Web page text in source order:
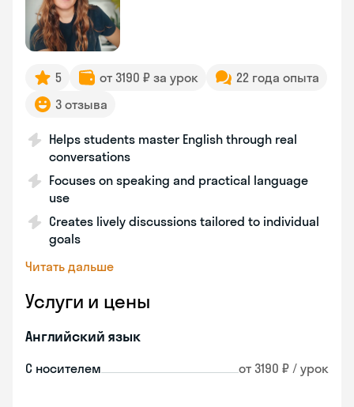
5 от 3190 ₽ за урок
22 года опыта
3 отзыва
Helps students master English through real
conversations
Focuses on speaking and practical language
use
Creates lively discussions tailored to individual
goals
Читать дальше
Услуги и цены
Английский язык
С носителем от 3190 ₽ / урок